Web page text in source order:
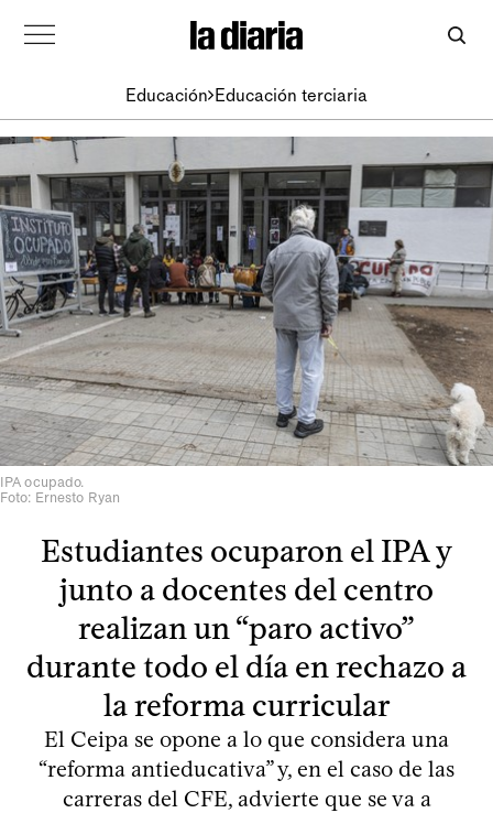
Educación Educación terciaria
IPA ocupado.
Foto: Ernesto Ryan
Estudiantes ocuparon el IPA y
junto a docentes del centro
realizan un “paro activo”
durante todo el día en rechazo a
la reforma curricular
El Ceipa se opone a lo que considera una
“reforma antieducativa” y, en el caso de las
carreras del CFE, advierte que se va a